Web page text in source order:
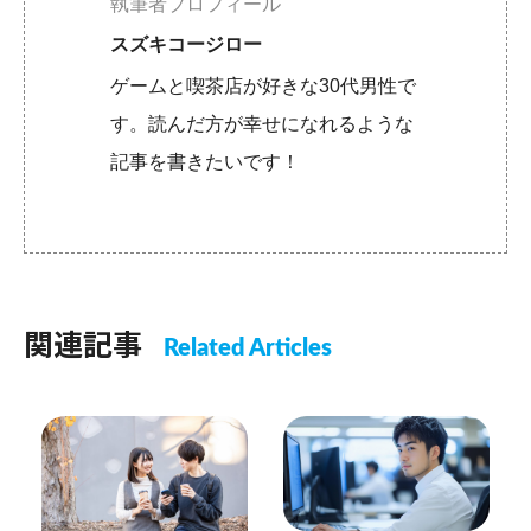
スズキコージロー
ゲームと喫茶店が好きな30代男性で
す。読んだ方が幸せになれるような
記事を書きたいです！
関連記事 Related Articles